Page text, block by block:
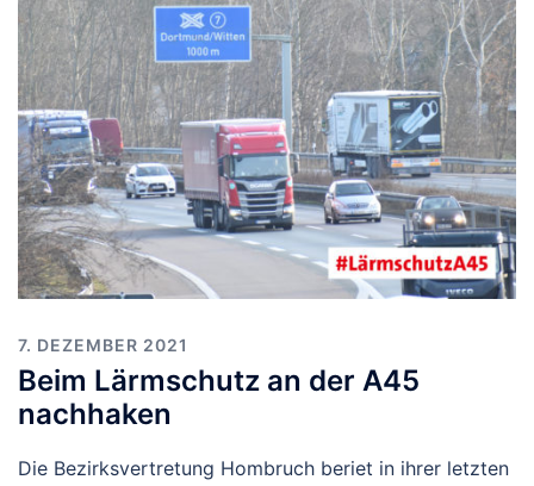
7. DEZEMBER 2021
Beim Lärmschutz an der A45
nachhaken
Die Bezirksvertretung Hombruch beriet in ihrer letzten